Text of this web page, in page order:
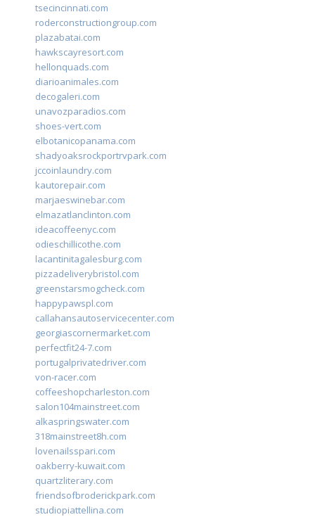
tsecincinnati.com
roderconstructiongroup.com
plazabatai.com
hawkscayresort.com
hellonquads.com
diarioanimales.com
decogaleri.com
unavozparadios.com
shoes-vert.com
elbotanicopanama.com
shadyoaksrockportrvpark.com
jccoinlaundry.com
kautorepair.com
marjaeswinebar.com
elmazatlanclinton.com
ideacoffeenyc.com
odieschillicothe.com
lacantinitagalesburg.com
pizzadeliverybristol.com
greenstarsmogcheck.com
happypawspl.com
callahansautoservicecenter.com
georgiascornermarket.com
perfectfit24-7.com
portugalprivatedriver.com
von-racer.com
coffeeshopcharleston.com
salon104mainstreet.com
alkaspringswater.com
318mainstreet8h.com
lovenailsspari.com
oakberry-kuwait.com
quartzliterary.com
friendsofbroderickpark.com
studiopiattellina.com